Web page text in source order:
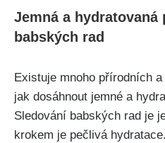
Jemná‍ a ⁣hydratovaná
babských rad
Existuje mnoho ‍přírodních
jak dosáhnout ​jemné a
Sledování babských rad je
krokem je pečlivá